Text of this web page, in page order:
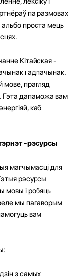
па размовах
проста мець
Кітайская -
і адпачынак.
мове, прагляд
Гэта дапаможа вам
каб
-рэсурсы
магчымасці для
рэсурсы
мовы і робяць
мы пагаворым
вам
з самых